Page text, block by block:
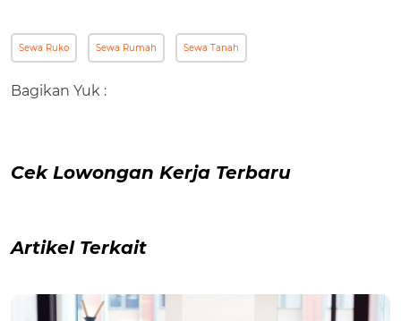
Sewa Ruko Sewa Rumah Sewa Tanah
Bagikan Yuk :
Cek Lowongan Kerja Terbaru
Artikel Terkait